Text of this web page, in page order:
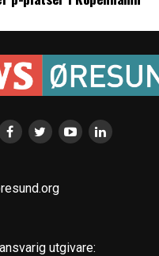
utgivare: